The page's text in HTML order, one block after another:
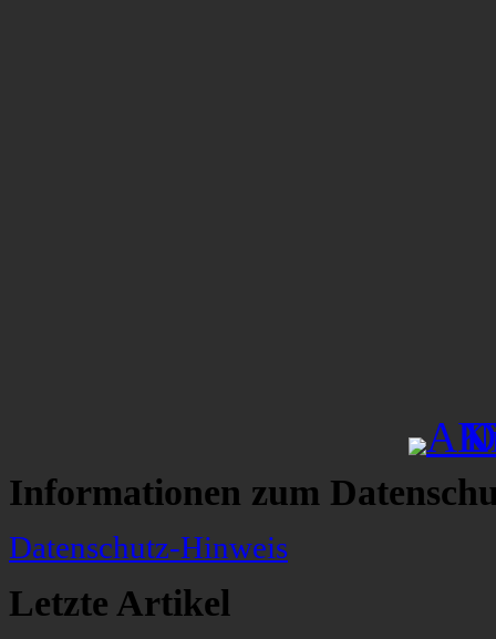
Informationen zum
Datenschutz-Hinweis
Letzte Artikel